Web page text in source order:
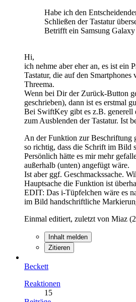
Habe ich den
Schließen der Tastatur
Betrifft ein Samsung
Hi,
ich nehme aber eher an, es ist ein
Tastatur, die auf den
Threema.
Wenn bei Dir der Zurück-Button
geschrieben), dann ist es erstmal
Bei SwiftKey gibt es z.B. generell
zum Ausblenden der Tastatur. Ist
An der Funktion zur Beschriftung
so richtig, dass die Schrift im Bild
Persönlich hätte es mir mehr
außerhalb (unten) angefügt wäre.
Ist aber ggf. Geschmackssache.
Hauptsache die Funktion ist
EDIT: Das i-Tüpfelchen wäre es
im Bild handschriftliche
Einmal editiert, zuletzt von Miaz (
Inhalt melden
Zitieren
Beckett
Reaktionen
15